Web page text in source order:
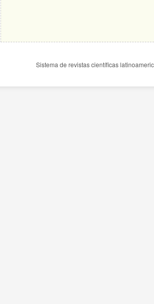
Sistema de revistas científicas